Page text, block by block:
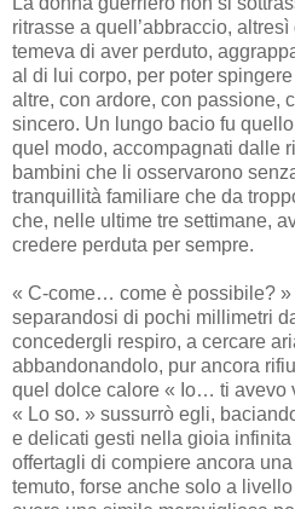
ritrasse a quell’abbraccio,
temeva di aver perduto,
al di lui corpo, per poter
altre, con ardore, con passione,
sincero. Un lungo bacio fu
quel modo, accompagnati dalle
bambini che li osservarono
tranquillità familiare che da
che, nelle ultime tre settimane,
credere perduta per sempre.
« C-come… come è possibile? »
separandosi di pochi millimetri
concedergli respiro, a cercare
abbandonandolo, pur ancora
quel dolce calore « Io… ti
« Lo so. » sussurrò egli,
e delicati gesti nella gioia
offertagli di compiere ancora
temuto, forse anche solo a